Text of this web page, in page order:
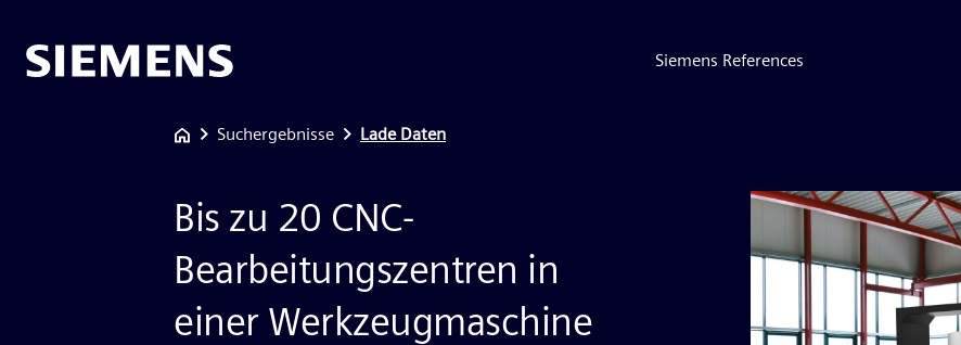
Siemens References
Suchergebnisse Lade Daten
Bis zu 20 CNC-
Bearbeitungszentren in
einer Werkzeugmaschine